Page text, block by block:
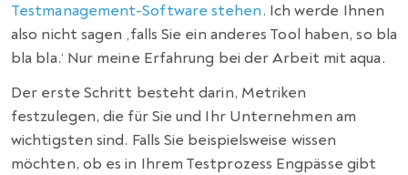
Testmanagement-Software stehen. Ich werde Ihnen
also nicht sagen ‚falls Sie ein anderes Tool haben, so bla
bla bla.‘ Nur meine Erfahrung bei der Arbeit mit aqua.
Der erste Schritt besteht darin, Metriken
festzulegen, die für Sie und Ihr Unternehmen am
wichtigsten sind. Falls Sie beispielsweise wissen
möchten, ob es in Ihrem Testprozess Engpässe gibt